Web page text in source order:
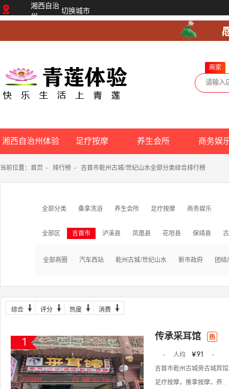
湘西自治
州
切换城市
商家
湘西自治州体验
网
足疗按摩 养生会所 商务娱
当前位置： 首页 - 排行榜 - 吉首市乾州古城/世纪山水全部分类综合排行榜
全部分类 桑拿洗浴 养生会所 足疗按摩 商务娱乐
全部区 吉首市 泸溪县 凤凰县 花垣县 保靖县
全部商圈 汽车西站 乾州古城/世纪山水 新市政府 团
综合 评分 热度 消费
1
传承采耳馆 热
- 人均 ￥91
-
吉首市乾州古城旁古城宾
足疗按摩，推拿按摩，养...